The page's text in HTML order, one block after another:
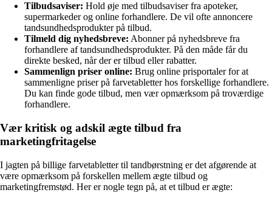
Tilbudsaviser: Hold øje med tilbudsaviser fra apoteker,
supermarkeder og online forhandlere. De vil ofte annoncere
tandsundhedsprodukter på tilbud.
Tilmeld dig nyhedsbreve: Abonner på nyhedsbreve fra
forhandlere af tandsundhedsprodukter. På den måde får du
direkte besked, når der er tilbud eller rabatter.
Sammenlign priser online: Brug online prisportaler for at
sammenligne priser på farvetabletter hos forskellige forhandlere.
Du kan finde gode tilbud, men vær opmærksom på troværdige
forhandlere.
Vær kritisk og adskil ægte tilbud fra
marketingfritagelse
I jagten på billige farvetabletter til tandbørstning er det afgørende at
være opmærksom på forskellen mellem ægte tilbud og
marketingfremstød. Her er nogle tegn på, at et tilbud er ægte: